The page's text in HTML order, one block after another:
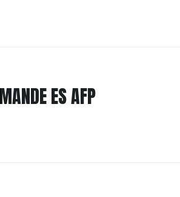
ES AFP